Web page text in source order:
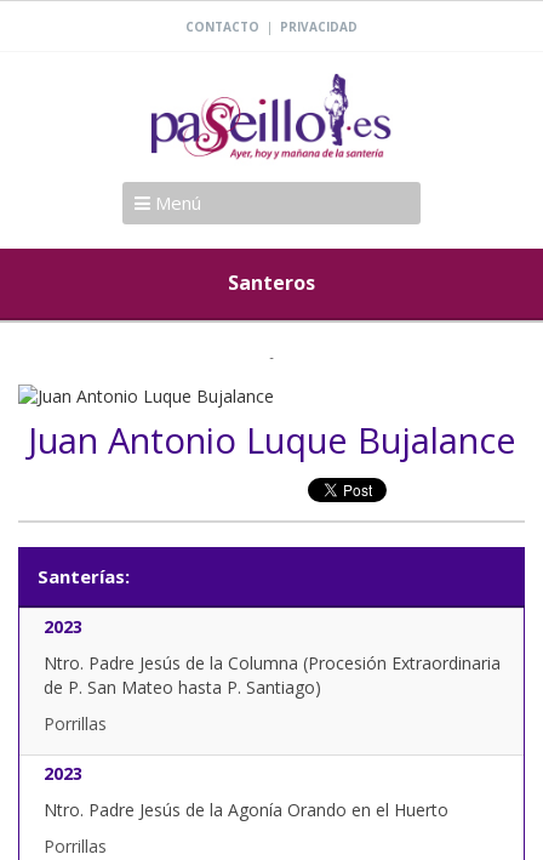
CONTACTO | PRIVACIDAD
Menú
Santeros
Juan Antonio Luque Bujalance
Santerías:
2023
Ntro. Padre Jesús de la Columna (Procesión Extraordinaria
de P. San Mateo hasta P. Santiago)
Porrillas
2023
Ntro. Padre Jesús de la Agonía Orando en el Huerto
Porrillas